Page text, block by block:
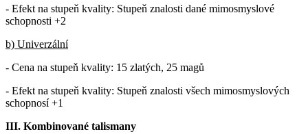
- Efekt na stupeň kvality: Stupeň znalosti dané mimosmyslové
schopnosti +2
b) Univerzální
- Cena na stupeň kvality: 15 zlatých, 25 magů
- Efekt na stupeň kvality: Stupeň znalosti všech mimosmyslových
schopnosí +1
III. Kombinované talismany